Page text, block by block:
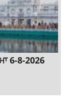
6-8-2026